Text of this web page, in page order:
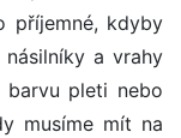
příjemné, kdyby
a vrahy
barvu pleti nebo
musíme mít na